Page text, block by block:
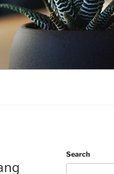
Search